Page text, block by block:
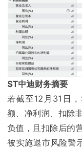
ST中迪财务摘要
若截至12月31日
额、净利润、扣除
负值，且扣除后的
被实施退市风险警